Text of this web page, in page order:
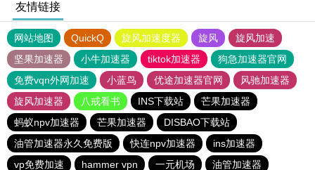
友情链接
网站地图 QuickQ 旋风加速度器 旋风
旋风加速
坚果加速器
小牛加速器 tiktok加速器
狗急加速器官网
免费vqn外网加速
小蓝鸟 优途加速器官网
风驰加速器
旋风加速器
八戒看书 INS下载站
芒果加速器
蚂蚁npv加速器
芒果加速器
DISBAO下载站
油管加速器永久免费版
快连npv加速器
ins加速器
vp免费加速
hammer vpn 一元机场 油管加速器